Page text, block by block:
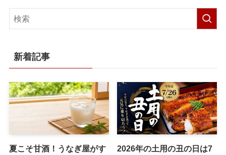
新着記事
夏こそ甘酒！うなぎ屋がす
2026年の土用の丑の日は7